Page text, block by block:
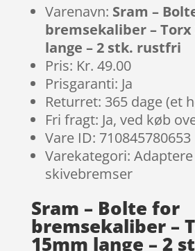
Varenavn: Sram –
bremsekaliber – Torx
lange – 2 stk. rustfri
Pris: Kr. 49.00
Prisgaranti: Ja
Returret: 365 dage (et
Fri fragt: Ja, ved køb
Vare ID: 710845780653
Varekategori:
skivebremser
Sram – Bolte for
bremsekaliber –
15mm lange – 2